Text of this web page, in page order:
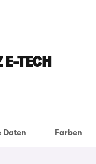
E-TECH
Daten Farben